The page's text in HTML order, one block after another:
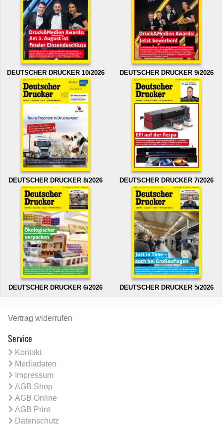
DEUTSCHER DRUCKER 10/2026 DEUTSCHER DRUCKER 9/2026
DEUTSCHER DRUCKER 8/2026 DEUTSCHER DRUCKER 7/2026
DEUTSCHER DRUCKER 6/2026 DEUTSCHER DRUCKER 5/2026
Vertrag widerrufen
Service
Kontakt
Mediadaten
Impressum
AGB Shop
AGB Online
AGB Print
Datenschutz